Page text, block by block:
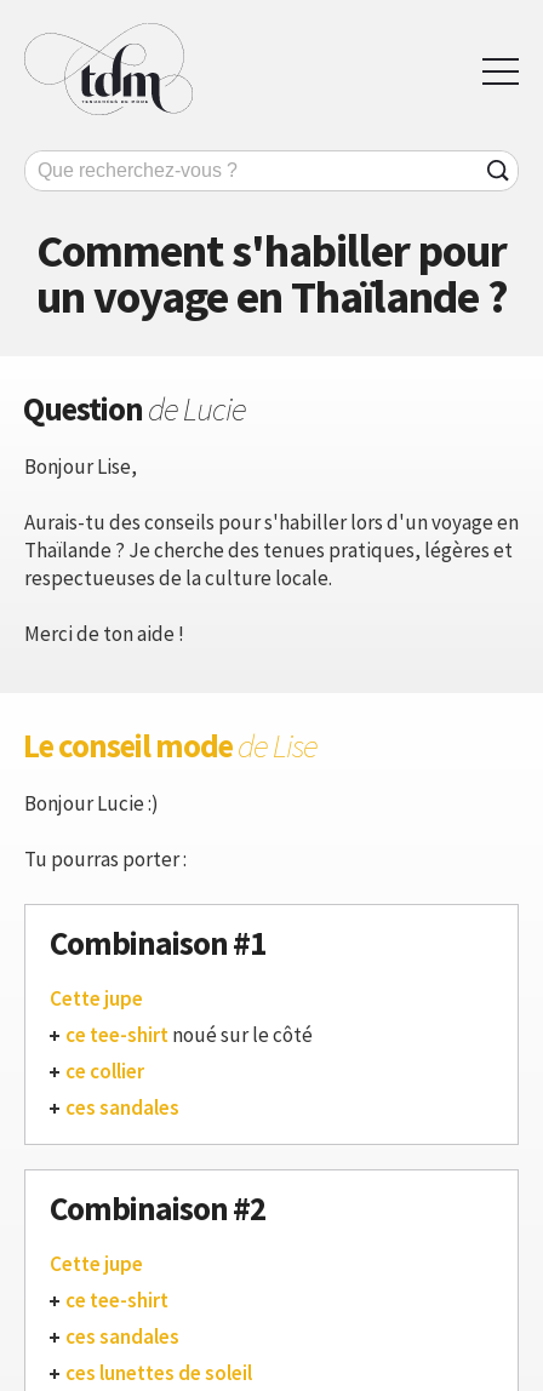
Comment s'habiller pour
un voyage en Thaïlande ?
Questionde Lucie
Bonjour Lise,
Aurais-tu des conseils pour s'habiller lors d'un voyage en
Thaïlande ? Je cherche des tenues pratiques, légères et
respectueuses de la culture locale.
Merci de ton aide !
Le conseil modede Lise
Bonjour Lucie :)
Tu pourras porter :
Combinaison #1
Cette jupe
ce tee-shirtnoué sur le côté
ce collier
ces sandales
Combinaison #2
Cette jupe
ce tee-shirt
ces sandales
ces lunettes de soleil